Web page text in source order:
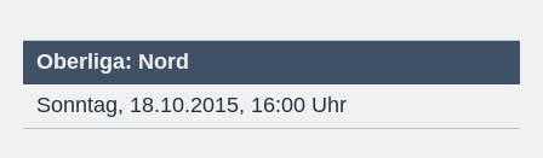
Oberliga: Nord
Sonntag, 18.10.2015, 16:00 Uhr